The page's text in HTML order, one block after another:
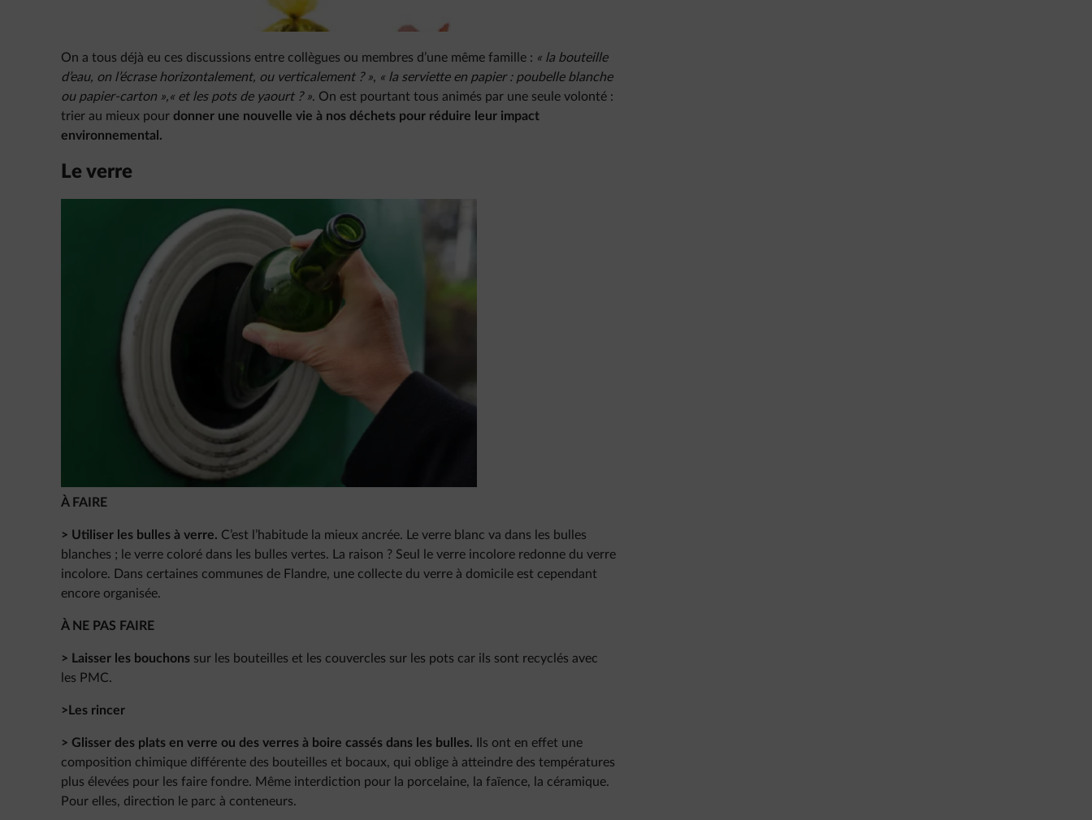
On a tous déjà eu ces discussions entre collègues ou membres d’une même famille : « la bouteille
d’eau, on l’écrase horizontalement, ou verticalement ? », « la serviette en papier : poubelle blanche
ou papier-carton »,« et les pots de yaourt ? ». On est pourtant tous animés par une seule volonté :
trier au mieux pour donner une nouvelle vie à nos déchets pour réduire leur impact
environnemental.
Le verre
À FAIRE
> Utiliser les bulles à verre. C’est l’habitude la mieux ancrée. Le verre blanc va dans les bulles
blanches ; le verre coloré dans les bulles vertes. La raison ? Seul le verre incolore redonne du verre
incolore. Dans certaines communes de Flandre, une collecte du verre à domicile est cependant
encore organisée.
À NE PAS FAIRE
> Laisser les bouchons sur les bouteilles et les couvercles sur les pots car ils sont recyclés avec
les PMC.
>Les rincer
> Glisser des plats en verre ou des verres à boire cassés dans les bulles. Ils ont en effet une
composition chimique différente des bouteilles et bocaux, qui oblige à atteindre des températures
plus élevées pour les faire fondre. Même interdiction pour la porcelaine, la faïence, la céramique.
Pour elles, direction le parc à conteneurs.